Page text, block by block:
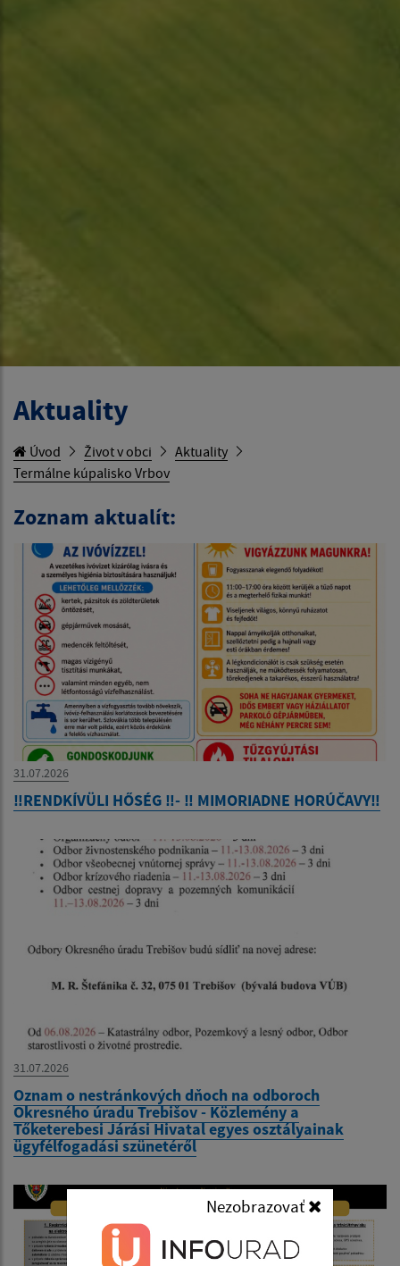
Nezobrazovať
Aktuality
Úvod Život v obci
Aktuality
Termálne kúpalisko Vrbov
Zoznam aktualít:
31.07.2026
‼️RENDKÍVÜLI HŐSÉG ‼️- ‼️ MIMORIADNE HORÚČAVY‼️
31.07.2026
Oznam o nestránkových dňoch na odboroch
Okresného úradu Trebišov - Közlemény a
Tőketerebesi Járási Hivatal egyes osztályainak
ügyfélfogadási szünetéről